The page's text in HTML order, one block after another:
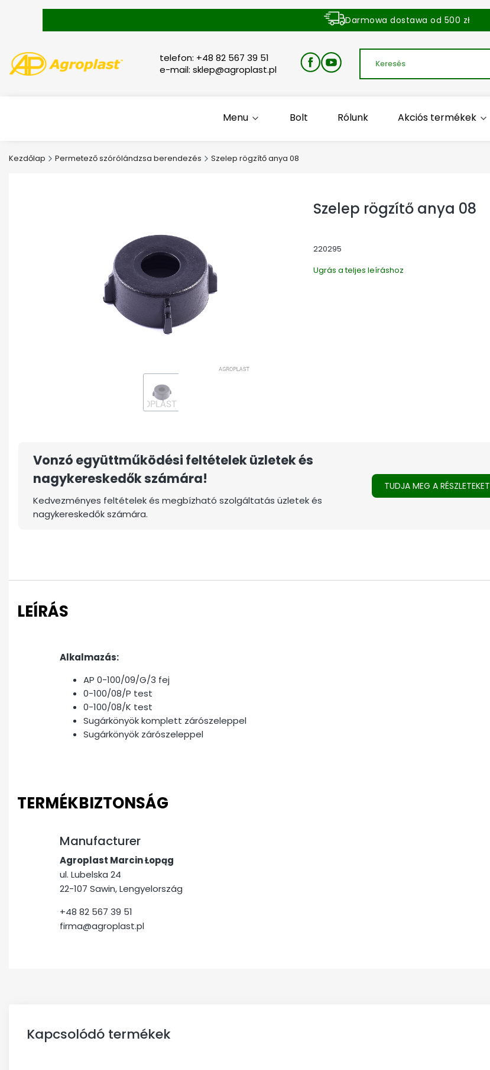
Darmowa dostawa od 500 zł
telefon: +48 82 567 39 51
e-mail: sklep@agroplast.pl
Menu Bolt Rólunk Akciós termékek
Kezdőlap Permetező szórólándzsa berendezés Szelep rögzítő anya 08
Szelep rögzítő anya 08
220295
Ugrás a teljes leíráshoz
Vonzó együttműködési feltételek üzletek és
nagykereskedők számára!
Kedvezményes feltételek és megbízható szolgáltatás üzletek és
nagykereskedők számára.
TUDJA MEG A RÉSZLETEKET
LEÍRÁS
Alkalmazás:
AP 0-100/09/G/3 fej
0-100/08/P test
0-100/08/K test
Sugárkönyök komplett zárószeleppel
Sugárkönyök zárószeleppel
TERMÉKBIZTONSÁG
Manufacturer
Agroplast Marcin Łopąg
ul. Lubelska 24
22-107 Sawin, Lengyelország
+48 82 567 39 51
firma@agroplast.pl
Kapcsolódó termékek